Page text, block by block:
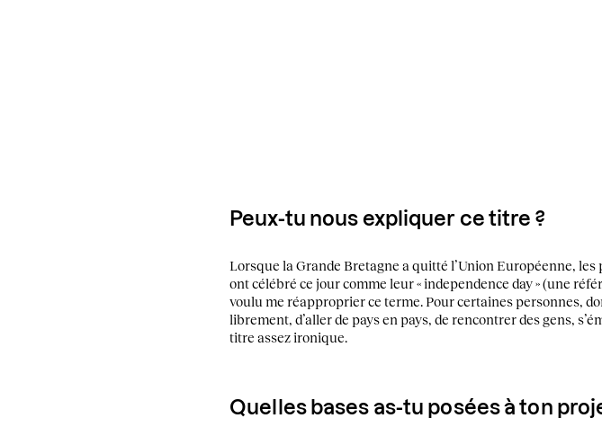
Peux-tu nous expliquer ce titre ?
Lorsque la Grande Bretagne a quitté l’Union Européenne,
ont célébré ce jour comme leur « independence day » (une
voulu me réapproprier ce terme. Pour certaines personnes,
librement, d’aller de pays en pays, de rencontrer des gens,
titre assez ironique.
Quelles bases as-tu posées à ton